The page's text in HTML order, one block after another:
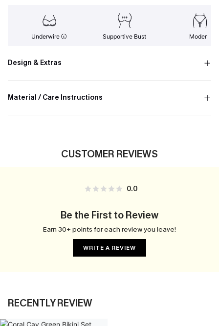
Underwire Supportive Bust Modern
Design & Extras
Material / Care Instructions
CUSTOMER REVIEWS
0.0
Be the First to Review
Earn 30+ points for each review you leave!
WRITE A REVIEW
RECENTLY REVIEW